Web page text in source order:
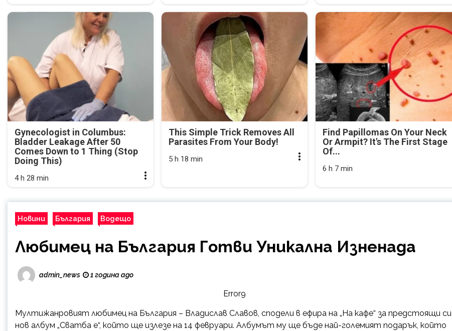
Gynecologist in Columbus:
Bladder Leakage After 50
Comes Down to 1 Thing (Stop
Doing This)
4 h 28 min
This Simple Trick Removes All
Parasites From Your Body!
5 h 18 min
Find Papillomas On Your Neck
Or Armpit? It's The First Stage
Of...
6 h 7 min
Новини България Водещо
Любимец на България Готви Уникална Изненада
admin_news 1 година ago
Error9
Мултижанровият любимец на България – Владислав Славов, сподели в ефира на „На кафе“ за предстоящи си
нов албум „Сватба е“, който ще излезе на 14 февруари. Албумът му ще бъде най-големият подарък, който